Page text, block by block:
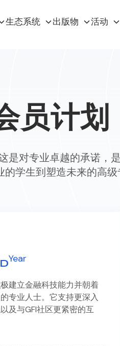
生态系统 出版物 活动
员计划
对专业卓越的承诺，
学生到塑造未来的高级
Year
建立金融科技能力并朝着
专业人士。它支持更深入
及与GFI社区更紧密的互